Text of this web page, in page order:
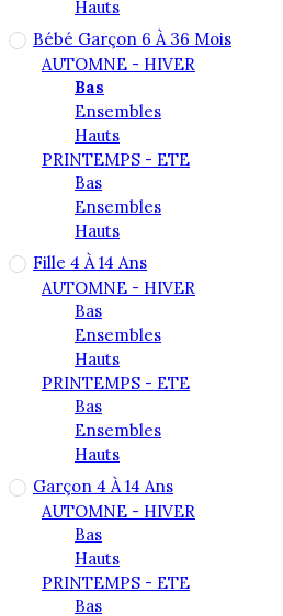
Hauts
Bébé Garçon 6 À 36 Mois
AUTOMNE - HIVER
Bas
Ensembles
Hauts
PRINTEMPS - ETE
Bas
Ensembles
Hauts
Fille 4 À 14 Ans
AUTOMNE - HIVER
Bas
Ensembles
Hauts
PRINTEMPS - ETE
Bas
Ensembles
Hauts
Garçon 4 À 14 Ans
AUTOMNE - HIVER
Bas
Hauts
PRINTEMPS - ETE
Bas